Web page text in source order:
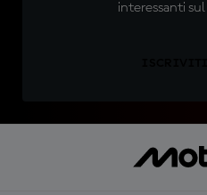
interessanti